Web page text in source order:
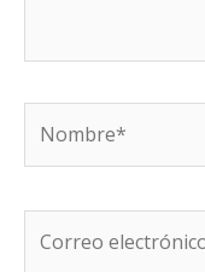
electrónico*